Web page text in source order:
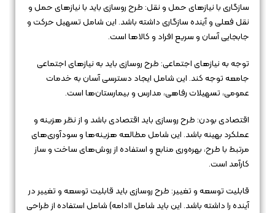
سازگاری با نیازهای حمل و نقل: طرح روسازی باید با نیازهای حمل و
نقل فعلی و آینده سازگاری داشته باشد. این شامل تسهیل حرکت و
جابجایی آسان و سریع افراد و کالاها است.
توجه به نیازهای اجتماعی: طرح روسازی باید به نیازهای اجتماعی
جامعه توجه کند. این شامل ایجاد دسترسی آسان به خدمات
عمومی، تسهیلات رفاهی، مدارس و بیمارستان‌ها است.
اقتصادی بودن: طرح روسازی باید اقتصادی باشد و از نظر هزینه و
عملکرد بهینه باشد. این شامل مطالعه هزینه‌ها و سودآوری‌های
مرتبط با طرح، بهره‌وری منابع و استفاده از روش‌های ساخت و ساز
کارآمد است.
قابلیت توسعه و تغییر: طرح روسازی باید قابلیت توسعه و تغییر در
آینده را داشته باشد. این باید شامل اادامه) شامل استفاده از طراحی